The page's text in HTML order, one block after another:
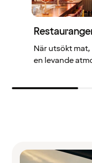
När utsökt
en levande